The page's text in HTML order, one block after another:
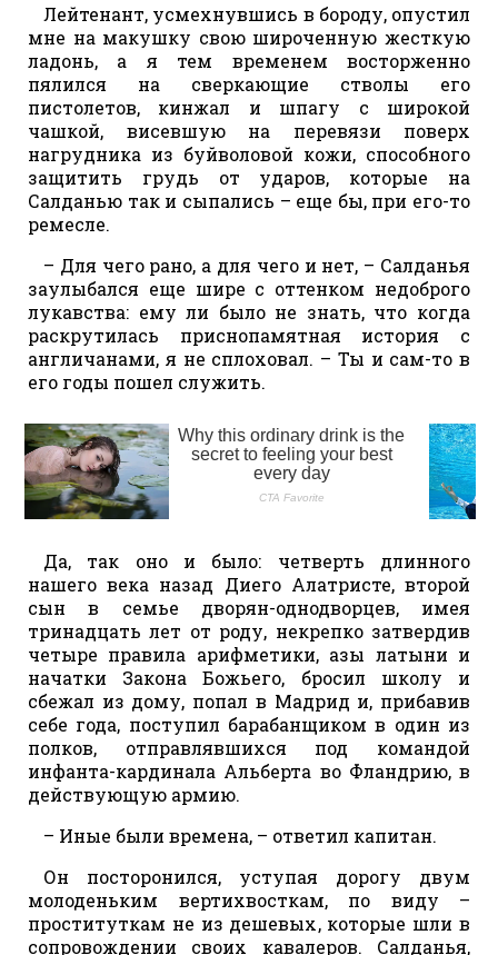
Лейтенант, усмехнувшись в бороду, опустил
мне на макушку свою широченную жесткую
ладонь, а я тем временем восторженно
пялился на сверкающие стволы его
пистолетов, кинжал и шпагу с широкой
чашкой, висевшую на перевязи поверх
нагрудника из буйволовой кожи, способного
защитить грудь от ударов, которые на
Салданью так и сыпались – еще бы, при его-то
ремесле.
– Для чего рано, а для чего и нет, – Салданья
заулыбался еще шире с оттенком недоброго
лукавства: ему ли было не знать, что когда
раскрутилась приснопамятная история с
англичанами, я не сплоховал. – Ты и сам-то в
его годы пошел служить.
Да, так оно и было: четверть длинного
нашего века назад Диего Алатристе, второй
сын в семье дворян-однодворцев, имея
тринадцать лет от роду, некрепко затвердив
четыре правила арифметики, азы латыни и
начатки Закона Божьего, бросил школу и
сбежал из дому, попал в Мадрид и, прибавив
себе года, поступил барабанщиком в один из
полков, отправлявшихся под командой
инфанта-кардинала Альберта во Фландрию, в
действующую армию.
– Иные были времена, – ответил капитан.
Он посторонился, уступая дорогу двум
молоденьким вертихвосткам, по виду –
проституткам не из дешевых, которые шли в
сопровождении своих кавалеров. Салданья,